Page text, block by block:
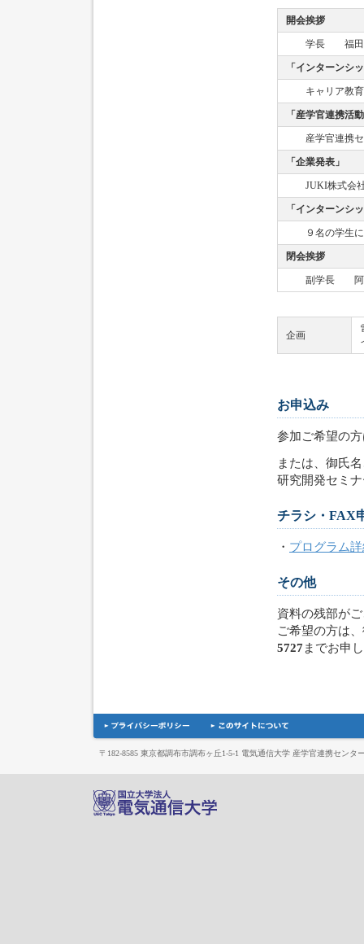
開会挨拶
学長 福
「インターンシ
キャリア教
「産学官連携活
産学官連携
「企業発表」
JUKI株式会
「インターンシ
９名の学生に
閉会挨拶
副学長 阿
企画
お申込み
参加ご希望の
または、御氏
研究開発セミ
チラシ・FAX
・ プログラム
その他
資料の残部が
ご希望の方は
5727 までお申
〒182-8585 東京都調布市調布ヶ丘1-5-1 電気通信大学 産学官連携センタ